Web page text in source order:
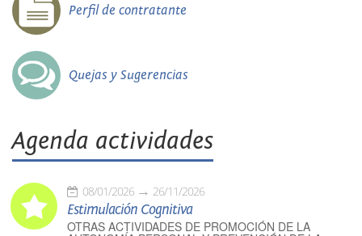
Perfil de contratante
Quejas y Sugerencias
Agenda actividades
08/01/2026 26/11/2026
Estimulación Cognitiva
OTRAS ACTIVIDADES DE PROMOCIÓN DE LA